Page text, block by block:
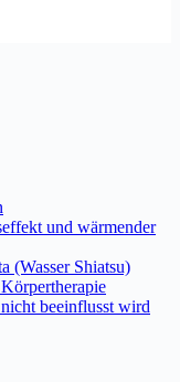
und wärmender
(Wasser Shiatsu)
beeinflusst wird